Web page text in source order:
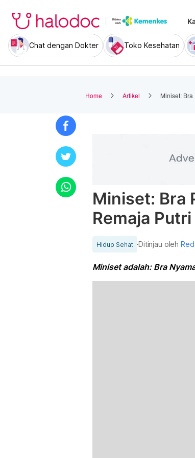
Chat dengan Dokter Toko Kesehatan
Home Artikel Miniset:
Miniset: Bra
Remaja Putri
Hidup Sehat Ditinjau oleh
Miniset adalah: Bra